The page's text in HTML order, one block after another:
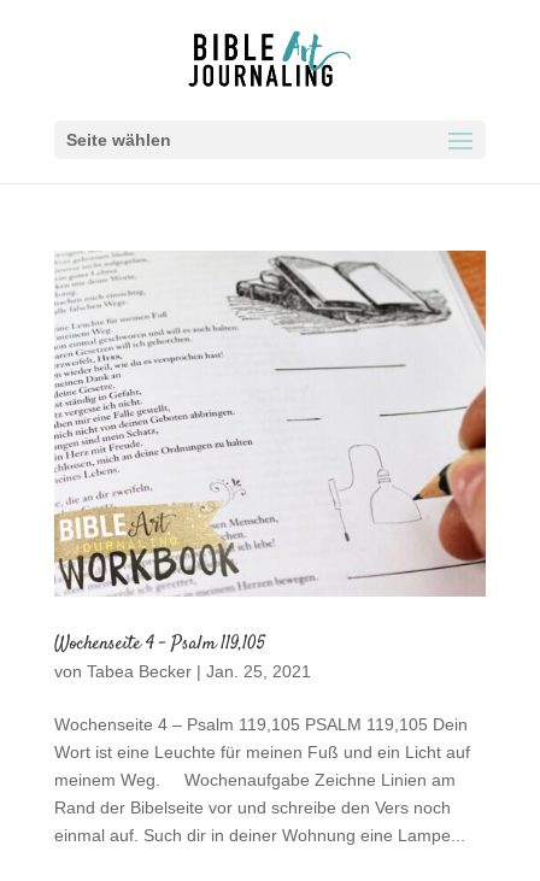
Seite wählen
Wochenseite 4 – Psalm 119,105
von Tabea Becker| Jan. 25, 2021
Wochenseite 4 – Psalm 119,105 PSALM 119,105 Dein
Wort ist eine Leuchte für meinen Fuß und ein Licht auf
meinem Weg. Wochenaufgabe Zeichne Linien am
Rand der Bibelseite vor und schreibe den Vers noch
einmal auf. Such dir in deiner Wohnung eine Lampe...